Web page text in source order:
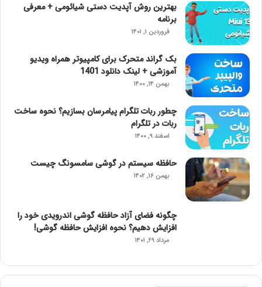
بهترین روش آپدیت دستی شیائومی + معرفی
برنامه
فروردین ۱, ۱۴۰۱
بک گراند متحرک برای کامپیوتر همراه ویدیو
آموزشی + لینک دانلود 1401
بهمن ۱۴, ۱۴۰۰
چطور ربات تلگرام پیامرسان بسازیم؟ نحوه ساخت
ربات در تلگرام
اسفند ۹, ۱۴۰۰
حافظه سیستم در گوشی سامسونگ چیست
بهمن ۱۶, ۱۴۰۲
چگونه فضای آزاد حافظه گوشی اندرویدی خود را
افزایش دهیم؟ نحوه افزایش حافظه گوشی!
مرداد ۲۹, ۱۴۰۱